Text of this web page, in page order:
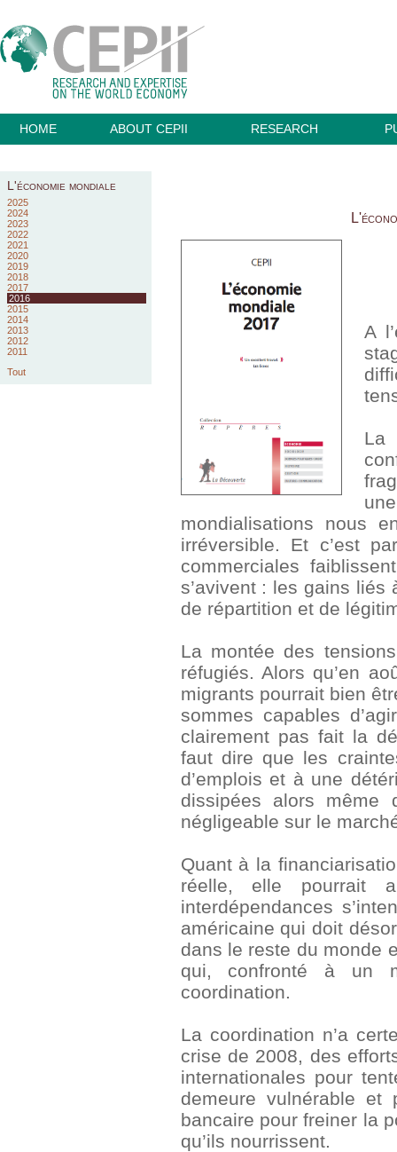
HOME ABOUT CEPII RESEARCH
L'économie mondiale
2025
2024
2023
2022
2021
2020
2019
2018
2017
2016
2015
2014
2013
2012
2011
Tout
A
La
mondialisations nous
irréversible. Et c’est
commerciales
s’avivent : les gains liés
de répartition et de
La montée des
réfugiés. Alors qu’en
migrants pourrait bien
sommes capables
clairement pas fait la
faut dire que les
d’emplois et à une
dissipées alors
négligeable sur le
Quant à la
réelle, elle pourrait
interdépendances
américaine qui doit
dans le reste du monde
qui, confronté à un
coordination.
La coordination n’a
crise de 2008, des
internationales pour
demeure vulnérable et
bancaire pour freiner la
qu’ils nourrissent.